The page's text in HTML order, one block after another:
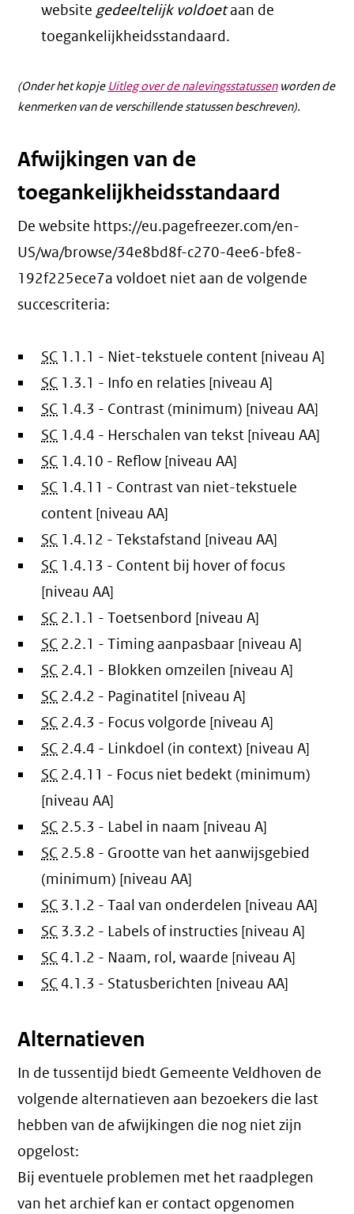
websitegedeeltelijk voldoetaan de
toegankelijkheidsstandaard.
(Onder het kopje Uitleg over de nalevingsstatussenworden de
kenmerken van de verschillende statussen beschreven).
Afwijkingen van de
toegankelijkheidsstandaard
De website https://eu.pagefreezer.com/en-
US/wa/browse/34e8bd8f-c270-4ee6-bfe8-
192f225ece7a voldoet niet aan de volgende
succescriteria:
SC 1.1.1 - Niet-tekstuele content [niveau A]
SC 1.3.1 - Info en relaties [niveau A]
SC 1.4.3 - Contrast (minimum) [niveau AA]
SC 1.4.4 - Herschalen van tekst [niveau AA]
SC 1.4.10 - Reflow [niveau AA]
SC 1.4.11 - Contrast van niet-tekstuele
content [niveau AA]
SC 1.4.12 - Tekstafstand [niveau AA]
SC 1.4.13 - Content bij hover of focus
[niveau AA]
SC 2.1.1 - Toetsenbord [niveau A]
SC 2.2.1 - Timing aanpasbaar [niveau A]
SC 2.4.1 - Blokken omzeilen [niveau A]
SC 2.4.2 - Paginatitel [niveau A]
SC 2.4.3 - Focus volgorde [niveau A]
SC 2.4.4 - Linkdoel (in context) [niveau A]
SC 2.4.11 - Focus niet bedekt (minimum)
[niveau AA]
SC 2.5.3 - Label in naam [niveau A]
SC 2.5.8 - Grootte van het aanwijsgebied
(minimum) [niveau AA]
SC 3.1.2 - Taal van onderdelen [niveau AA]
SC 3.3.2 - Labels of instructies [niveau A]
SC 4.1.2 - Naam, rol, waarde [niveau A]
SC 4.1.3 - Statusberichten [niveau AA]
Alternatieven
In de tussentijd biedt Gemeente Veldhoven de
volgende alternatieven aan bezoekers die last
hebben van de afwijkingen die nog niet zijn
opgelost:
Bij eventuele problemen met het raadplegen
van het archief kan er contact opgenomen